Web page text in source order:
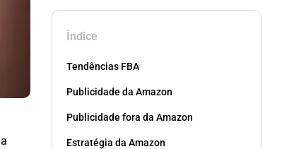
Índice
Tendências FBA
Publicidade da Amazon
Publicidade fora da Amazon
Estratégia da Amazon